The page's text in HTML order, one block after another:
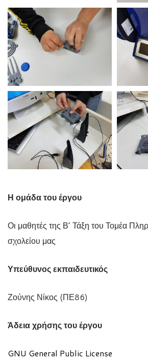
Η ομάδα του έργου
Οι μαθητές της Β’ Τάξη του Τομέα
σχολείου μας
Υπεύθυνος εκπαιδευτικός
Ζούνης Νίκος (ΠΕ86)
Άδεια χρήσης του έργου
GNU General Public License